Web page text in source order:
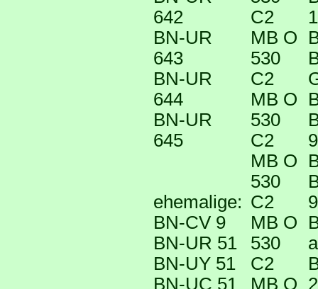
642
BN-UR
643
BN-UR
644
BN-UR
645
ehemalige:
BN-CV 9
BN-UR 51
BN-UY 51
BN-UC 51
C2
MB O
530
C2
MB O
530
C2
MB O
530
C2
MB O
530
C2
MB O